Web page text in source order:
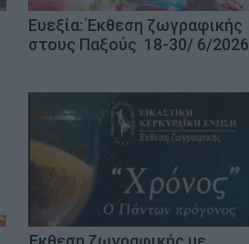
Ευεξία: Έκθεση ζωγραφικής
στους Παξούς 18-30/ 6/2026